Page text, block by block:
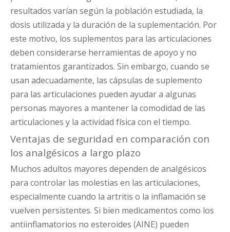
resultados varían según la población estudiada, la
dosis utilizada y la duración de la suplementación. Por
este motivo, los suplementos para las articulaciones
deben considerarse herramientas de apoyo y no
tratamientos garantizados. Sin embargo, cuando se
usan adecuadamente, las cápsulas de suplemento
para las articulaciones pueden ayudar a algunas
personas mayores a mantener la comodidad de las
articulaciones y la actividad física con el tiempo.
Ventajas de seguridad en comparación con
los analgésicos a largo plazo
Muchos adultos mayores dependen de analgésicos
para controlar las molestias en las articulaciones,
especialmente cuando la artritis o la inflamación se
vuelven persistentes. Si bien medicamentos como los
antiinflamatorios no esteroides (AINE) pueden